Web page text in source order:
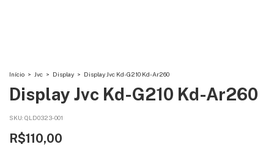
Início > Jvc > Display > Display Jvc Kd-G210 Kd-Ar260
Display Jvc Kd-G210 Kd-Ar260
SKU: QLD0323-001
R$110,00